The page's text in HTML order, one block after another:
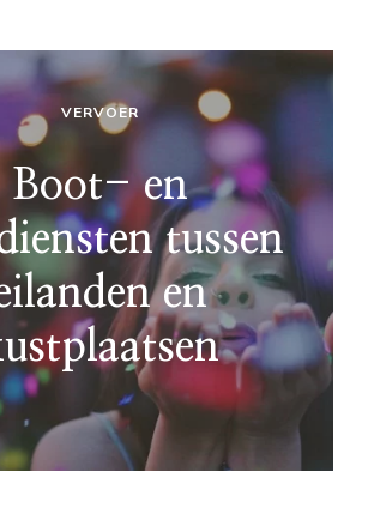
VERVOER
Boot- en
tussen
en